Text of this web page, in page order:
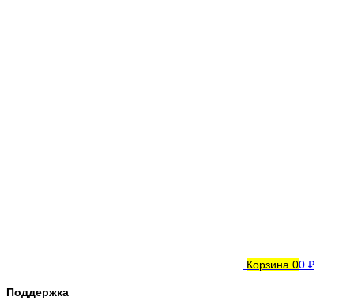
Корзина 00 ₽
Поддержка